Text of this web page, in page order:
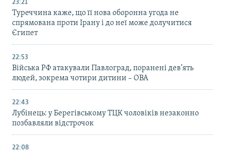
23:21
Туреччина каже, що її нова оборонна угода не
спрямована проти Ірану і до неї може долучитися
Єгипет
22:53
Війська РФ атакували Павлоград, поранені дев’ять
людей, зокрема чотири дитини – ОВА
22:43
Лубінець: у Берегівському ТЦК чоловіків незаконно
позбавляли відстрочок
22:08